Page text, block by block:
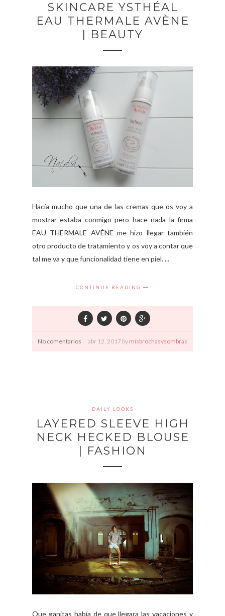
SKINCARE YSTHÉAL
EAU THERMALE AVÈNE
| BEAUTY
Hacía mucho que una de las cremas que os voy a
mostrar estaba conmigo pero hace nada la firma
EAU THERMALE AVÊNE me hizo llegar también
otro producto de tratamiento y os voy a contar que
tal me va y que funcionalidad tiene en piel. ...
CONTINUE READING
No comentarios abr 12, 2017 by misbrochasysombras
DAILY LOOKS
LAYERED SLEEVE HIGH
NECK HECKED BLOUSE
| FASHION
Que ganitas había de que llegara las vacaciones y